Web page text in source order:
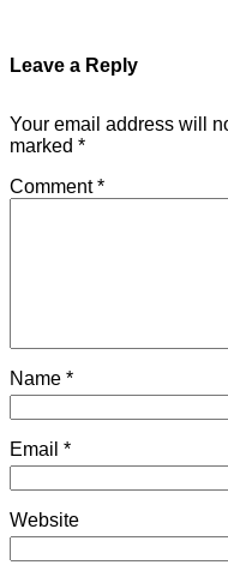
Leave a Reply
Your email address will
marked *
Comment*
Name *
Email *
Website